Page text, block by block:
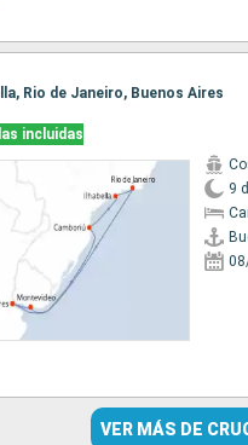
Rio de Janeiro, Buenos Aires
incluidas
9 d
VER MÁS DE